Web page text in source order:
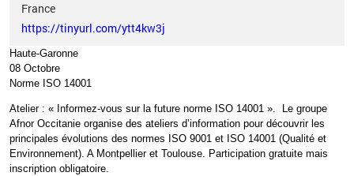
France
https://tinyurl.com/ytt4kw3j
Haute-Garonne
08 Octobre
Norme ISO 14001
Atelier : « Informez-vous sur la future norme ISO 14001 ».
Le groupe
Afnor Occitanie organise des ateliers d’information pour découvrir les
principales évolutions des normes ISO 9001 et ISO 14001 (Qualité et
Environnement). A Montpellier et Toulouse. Participation gratuite mais
inscription obligatoire.